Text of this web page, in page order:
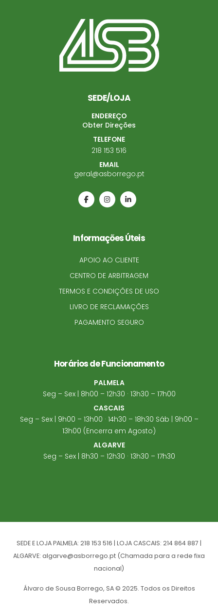
SEDE/LOJA
ENDEREÇO
Obter Direções
TELEFONE
218 153 516
EMAIL
geral@asborrego.pt
Informações Úteis
APOIO AO CLIENTE
CENTRO DE ARBITRAGEM
TERMOS E CONDIÇÕES DE USO
LIVRO DE RECLAMAÇÕES
PAGAMENTO SEGURO
Horários de Funcionamento
PALMELA
Seg – Sex | 8h00 – 12h30 · 13h30 – 17h00
CASCAIS
Seg – Sex | 9h00 – 13h00 · 14h30 – 18h30 Sáb | 9h00 –
13h00 (Encerra em Agosto)
ALGARVE
Seg – Sex | 8h30 – 12h30 · 13h30 – 17h30
SEDE E LOJA PALMELA: 218 153 516 | LOJA CASCAIS: 214 864 887 |
ALGARVE: algarve@asborrego.pt (Chamada para a rede fixa
nacional)
Álvaro de Sousa Borrego, SA © 2025. Todos os Direitos
Reservados.